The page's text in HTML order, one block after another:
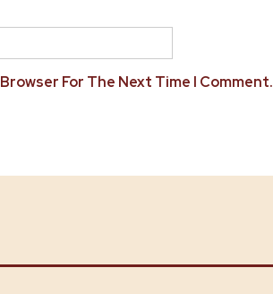
For The Next Time I Comment.